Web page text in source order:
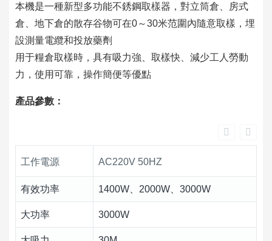
本機是一種新型多功能不銹鋼取樣器，對立筒倉、房式
倉、地下倉的散存谷物可在0～30米范圍內隨意取樣，埋
設測量電纜和投放藥劑
用于糧倉取樣時，具有吸力強、取樣快、減少工人勞動
力，使用可靠，操作簡便等優點
產品參數：
工作電源 AC220V 50HZ
有效功率 1400W、2000W、3000W
大功率 3000W